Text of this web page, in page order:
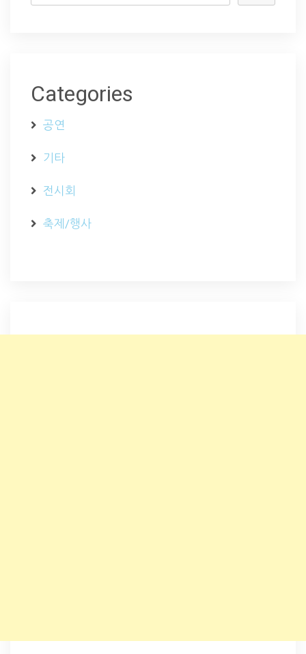
Categories
공연
기타
전시회
축제/행사